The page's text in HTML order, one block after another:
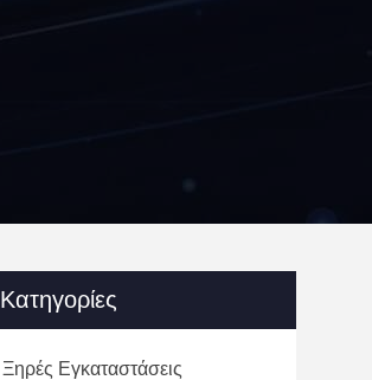
Κατηγορίες
Ξηρές Εγκαταστάσεις